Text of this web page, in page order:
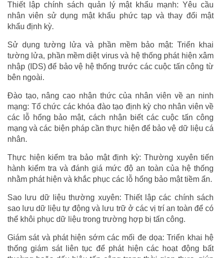
Thiết lập chính sách quản lý mật khẩu mạnh: Yêu cầu
nhân viên sử dụng mật khẩu phức tạp và thay đổi mật
khẩu định kỳ.
Sử dụng tường lửa và phần mềm bảo mật: Triển khai
tường lửa, phần mềm diệt virus và hệ thống phát hiện xâm
nhập (IDS) để bảo vệ hệ thống trước các cuộc tấn công từ
bên ngoài.
Đào tạo, nâng cao nhận thức của nhân viên về an ninh
mạng: Tổ chức các khóa đào tạo định kỳ cho nhân viên về
các lỗ hổng bảo mật, cách nhận biết các cuộc tấn công
mạng và các biện pháp cần thực hiện để bảo vệ dữ liệu cá
nhân.
Thực hiện kiểm tra bảo mật định kỳ: Thường xuyên tiến
hành kiểm tra và đánh giá mức độ an toàn của hệ thống
nhằm phát hiện và khắc phục các lỗ hổng bảo mật tiềm ẩn.
Sao lưu dữ liệu thường xuyên: Thiết lập các chính sách
sao lưu dữ liệu tự động và lưu trữ ở các vị trí an toàn để có
thể khôi phục dữ liệu trong trường hợp bị tấn công.
Giám sát và phát hiện sớm các mối đe dọa: Triển khai hệ
thống giám sát liên tục để phát hiện các hoạt động bất